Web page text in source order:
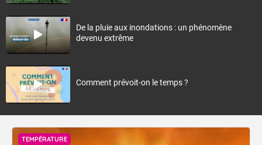
De la pluie aux inondations : un phénomène
devenu extrême
Comment prévoit-on le temps ?
TEMPÉRATURE